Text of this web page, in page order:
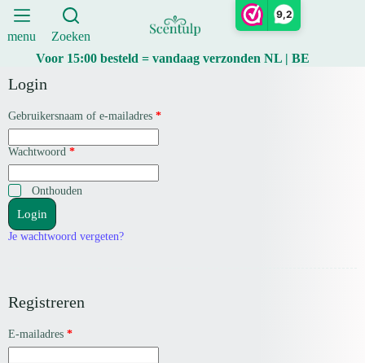
9,2
Ga
naar
demenu
Zoeken
Voor 15:00 besteld = vandaag verzonden NL | BE
Login
Gebruikersnaam of e-mailadres *V
Wachtwoord *V
e
e
t
Onthouden
Login
Je wachtwoord vergeten?
Registreren
E-mailadres *V
e